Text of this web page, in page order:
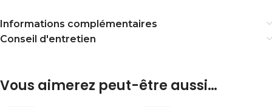
Informations complémentaires
Conseil d'entretien
Vous aimerez peut-être aussi…